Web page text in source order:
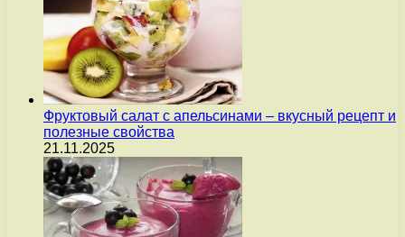
Фруктовый салат с апельсинами – вкусный рецепт и
полезные свойства
21.11.2025